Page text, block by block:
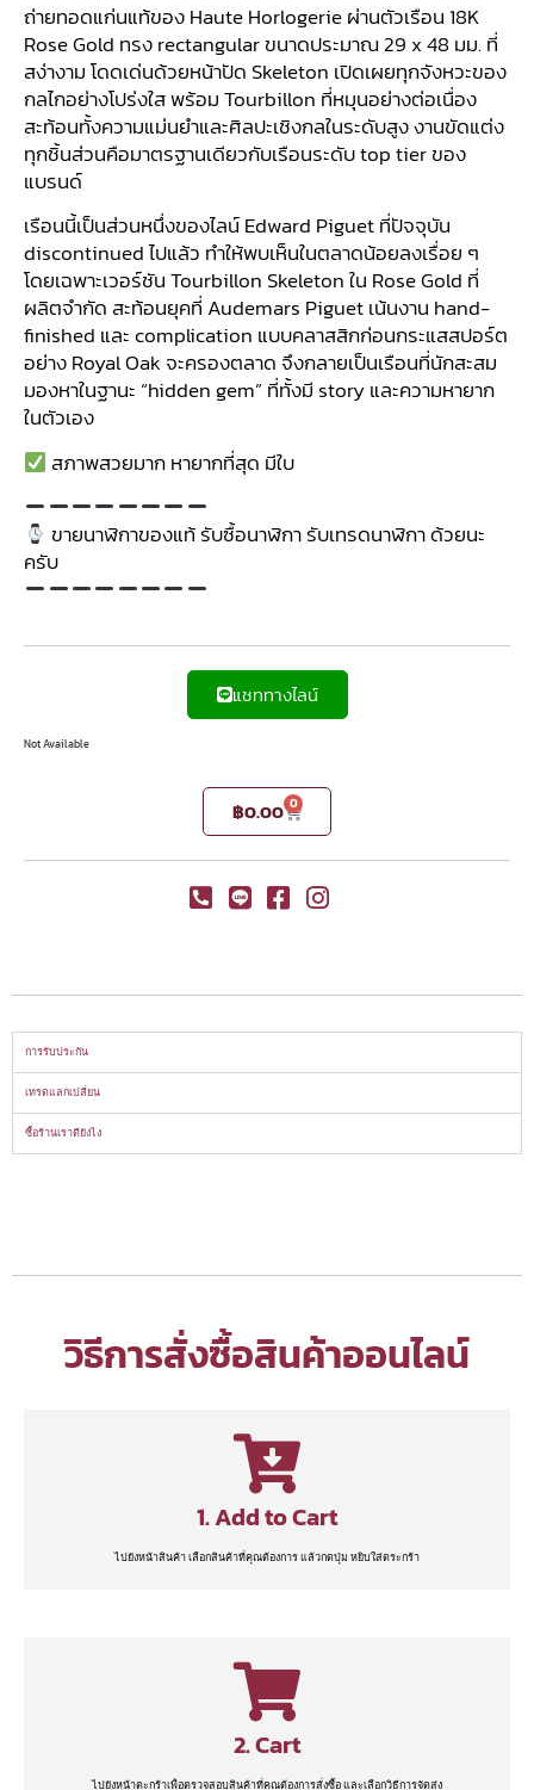
ถ่ายทอดแก่นแท้ของ Haute Horlogerie ผ่านตัวเรือน 18K
Rose Gold ทรง rectangular ขนาดประมาณ 29 x 48 มม. ที่
สง่างาม โดดเด่นด้วยหน้าปัด Skeleton เปิดเผยทุกจังหวะของ
กลไกอย่างโปร่งใส พร้อม Tourbillon ที่หมุนอย่างต่อเนื่อง
สะท้อนทั้งความแม่นยำและศิลปะเชิงกลในระดับสูง งานขัดแต่ง
ทุกชิ้นส่วนคือมาตรฐานเดียวกับเรือนระดับ top tier ของ
แบรนด์
เรือนนี้เป็นส่วนหนึ่งของไลน์ Edward Piguet ที่ปัจจุบัน
discontinued ไปแล้ว ทำให้พบเห็นในตลาดน้อยลงเรื่อย ๆ
โดยเฉพาะเวอร์ชัน Tourbillon Skeleton ใน Rose Gold ที่
ผลิตจำกัด สะท้อนยุคที่ Audemars Piguet เน้นงาน hand-
finished และ complication แบบคลาสสิกก่อนกระแสสปอร์ต
อย่าง Royal Oak จะครองตลาด จึงกลายเป็นเรือนที่นักสะสม
มองหาในฐานะ “hidden gem” ที่ทั้งมี story และความหายาก
ในตัวเอง
สภาพสวยมาก หายากที่สุด มีใบ
ขายนาฬิกาของแท้ รับซื้อนาฬิกา รับเทรดนาฬิกา ด้วยนะ
ครับ
แชททางไลน์
Not Available
฿0.00 0
การรับประกัน
เทรดแลกเปลี่ยน
ซื้อร้านเราดียังไง
วิธีการสั่งซื้อสินค้าออนไลน์
1. Add to Cart
ไปยังหน้าสินค้า เลือกสินค้าที่คุณต้องการ แล้วกดปุ่ม หยิบใส่ตระกร้า
2. Cart
ไปยังหน้าตะกร้าเพื่อตรวจสอบสินค้าที่คุณต้องการสั่งซื้อ และเลือกวิธีการจัดส่ง